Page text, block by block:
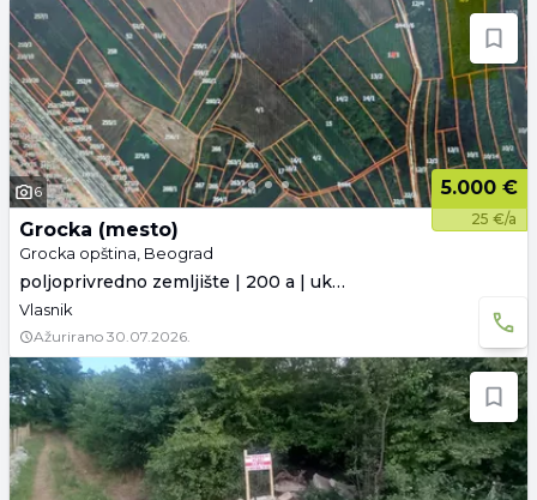
6 5.000 €
25 €/a
Grocka (mesto)
Grocka opština, Beograd
poljoprivredno zemljište | 200 a | uknjiženo
Vlasnik
Ažurirano 30.07.2026.